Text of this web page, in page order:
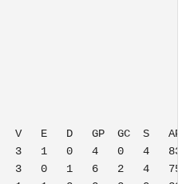
V   E   D   GP  GC  S
3   1   0   4   0   4
3   0   1   6   2   4   75%